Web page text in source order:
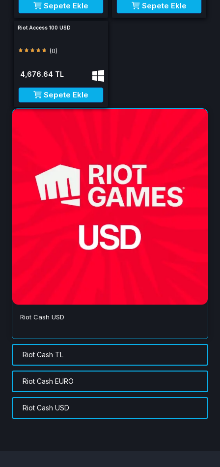
Sepete Ekle Sepete Ekle
Riot Access 100 USD
(0)
4,676.64 TL
Sepete Ekle
Riot Cash USD
Riot Cash TL
Riot Cash EURO
Riot Cash USD